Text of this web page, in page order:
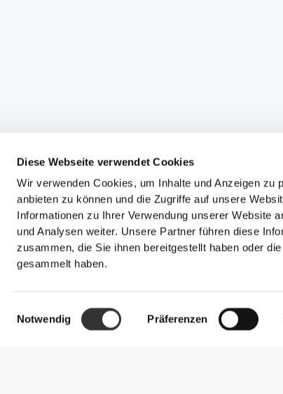
Diese Webseite verwendet Cookies
Wir verwenden Cookies, um Inhalte und Anzeigen zu
anbieten zu können und die Zugriffe auf unsere
Informationen zu Ihrer Verwendung unserer Website
und Analysen weiter. Unsere Partner führen diese
zusammen, die Sie ihnen bereitgestellt haben oder
gesammelt haben.
Einwilligungsauswahl
Notwendig Präferenzen